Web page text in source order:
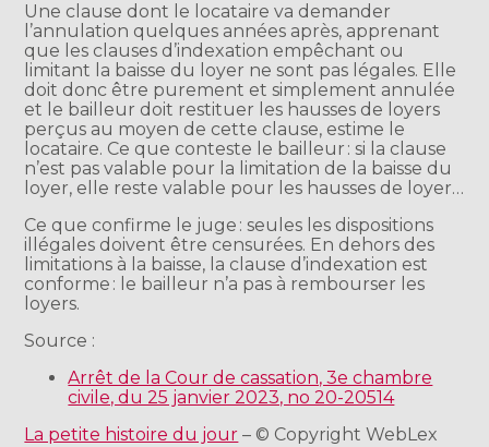
Une clause dont le locataire va demander
l’annulation quelques années après, apprenant
que les clauses d’indexation empêchant ou
limitant la baisse du loyer ne sont pas légales. Elle
doit donc être purement et simplement annulée
et le bailleur doit restituer les hausses de loyers
perçus au moyen de cette clause, estime le
locataire. Ce que conteste le bailleur : si la clause
n’est pas valable pour la limitation de la baisse du
loyer, elle reste valable pour les hausses de loyer…
Ce que confirme le juge : seules les dispositions
illégales doivent être censurées. En dehors des
limitations à la baisse, la clause d’indexation est
conforme : le bailleur n’a pas à rembourser les
loyers.
Source :
Arrêt de la Cour de cassation, 3e chambre
civile, du 25 janvier 2023, no 20-20514
La petite histoire du jour – © Copyright WebLex